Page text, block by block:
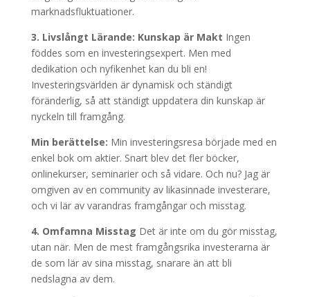
marknadsfluktuationer.
3. Livslångt Lärande: Kunskap är Makt Ingen
föddes som en investeringsexpert. Men med
dedikation och nyfikenhet kan du bli en!
Investeringsvärlden är dynamisk och ständigt
föränderlig, så att ständigt uppdatera din kunskap är
nyckeln till framgång.
Min berättelse: Min investeringsresa började med en
enkel bok om aktier. Snart blev det fler böcker,
onlinekurser, seminarier och så vidare. Och nu? Jag är
omgiven av en community av likasinnade investerare,
och vi lär av varandras framgångar och misstag.
4. Omfamna Misstag Det är inte om du gör misstag,
utan när. Men de mest framgångsrika investerarna är
de som lär av sina misstag, snarare än att bli
nedslagna av dem.